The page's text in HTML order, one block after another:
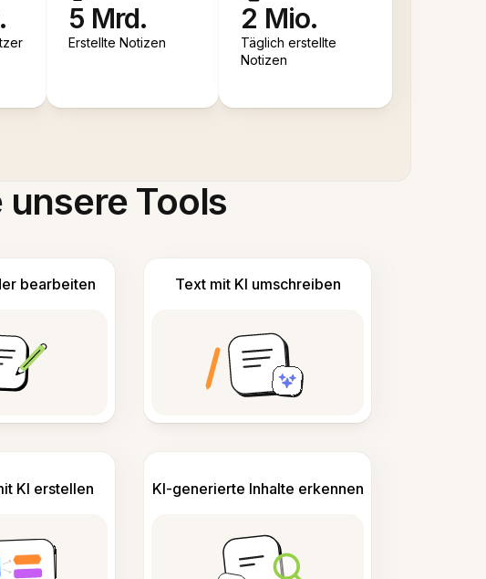
5 Mrd.
Erstellte Notizen
2 Mio.
Täglich erstellte
Notizen
Tools
bearbeiten Text mit KI umschreiben
KI erstellen KI-generierte Inhalte erkennen